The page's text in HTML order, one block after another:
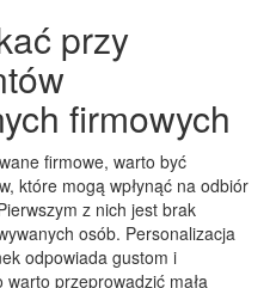
przy
firmowych
firmowe, warto być
które mogą wpłynąć na odbiór
z nich jest brak
osób. Personalizacja
odpowiada gustom i
przeprowadzić małą